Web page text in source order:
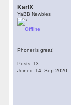
KarlX
YaBB Newbies
Offline
Phoner is great!
Posts: 13
Joined: 14. Sep 2020